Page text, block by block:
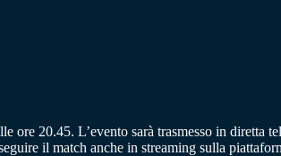
ore 20.45. L’evento sarà trasmesso in diretta
il match anche in streaming sulla